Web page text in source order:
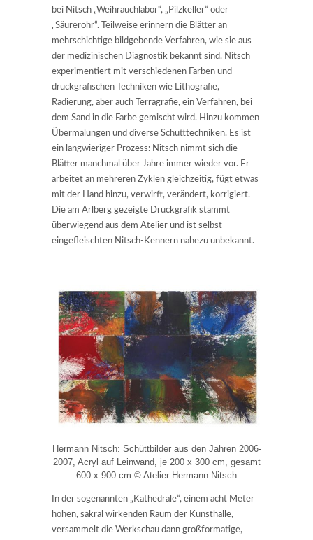
bei Nitsch „Weihrauchlabor“, „Pilzkeller“ oder
„Säurerohr“. Teilweise erinnern die Blätter an
mehrschichtige bildgebende Verfahren, wie sie aus
der medizinischen Diagnostik bekannt sind. Nitsch
experimentiert mit verschiedenen Farben und
druckgrafischen Techniken wie Lithografie,
Radierung, aber auch Terragrafie, ein Verfahren, bei
dem Sand in die Farbe gemischt wird. Hinzu kommen
Übermalungen und diverse Schütttechniken. Es ist
ein langwieriger Prozess: Nitsch nimmt sich die
Blätter manchmal über Jahre immer wieder vor. Er
arbeitet an mehreren Zyklen gleichzeitig, fügt etwas
mit der Hand hinzu, verwirft, verändert, korrigiert.
Die am Arlberg gezeigte Druckgrafik stammt
überwiegend aus dem Atelier und ist selbst
eingefleischten Nitsch-Kennern nahezu unbekannt.
Hermann Nitsch: Schüttbilder aus den Jahren 2006-
2007, Acryl auf Leinwand, je 200 x 300 cm, gesamt
600 x 900 cm © Atelier Hermann Nitsch
In der sogenannten „Kathedrale“, einem acht Meter
hohen, sakral wirkenden Raum der Kunsthalle,
versammelt die Werkschau dann großformatige,